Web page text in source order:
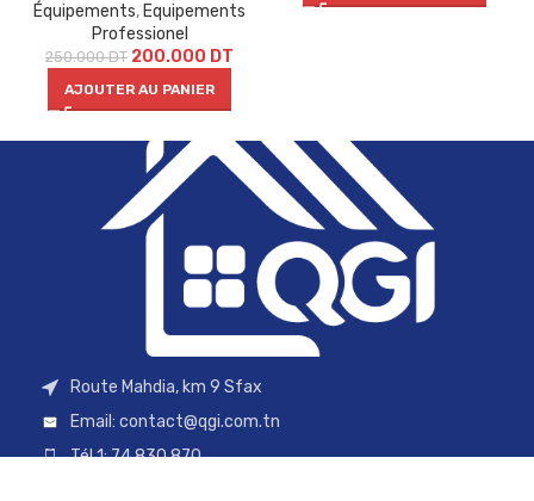
Équipements, Equipements
Professionel
250.000DT 200.000 DT
AJOUTER AU PANIER
Route Mahdia, km 9 Sfax
Email: contact@qgi.com.tn
Tél 1: 74 830 870